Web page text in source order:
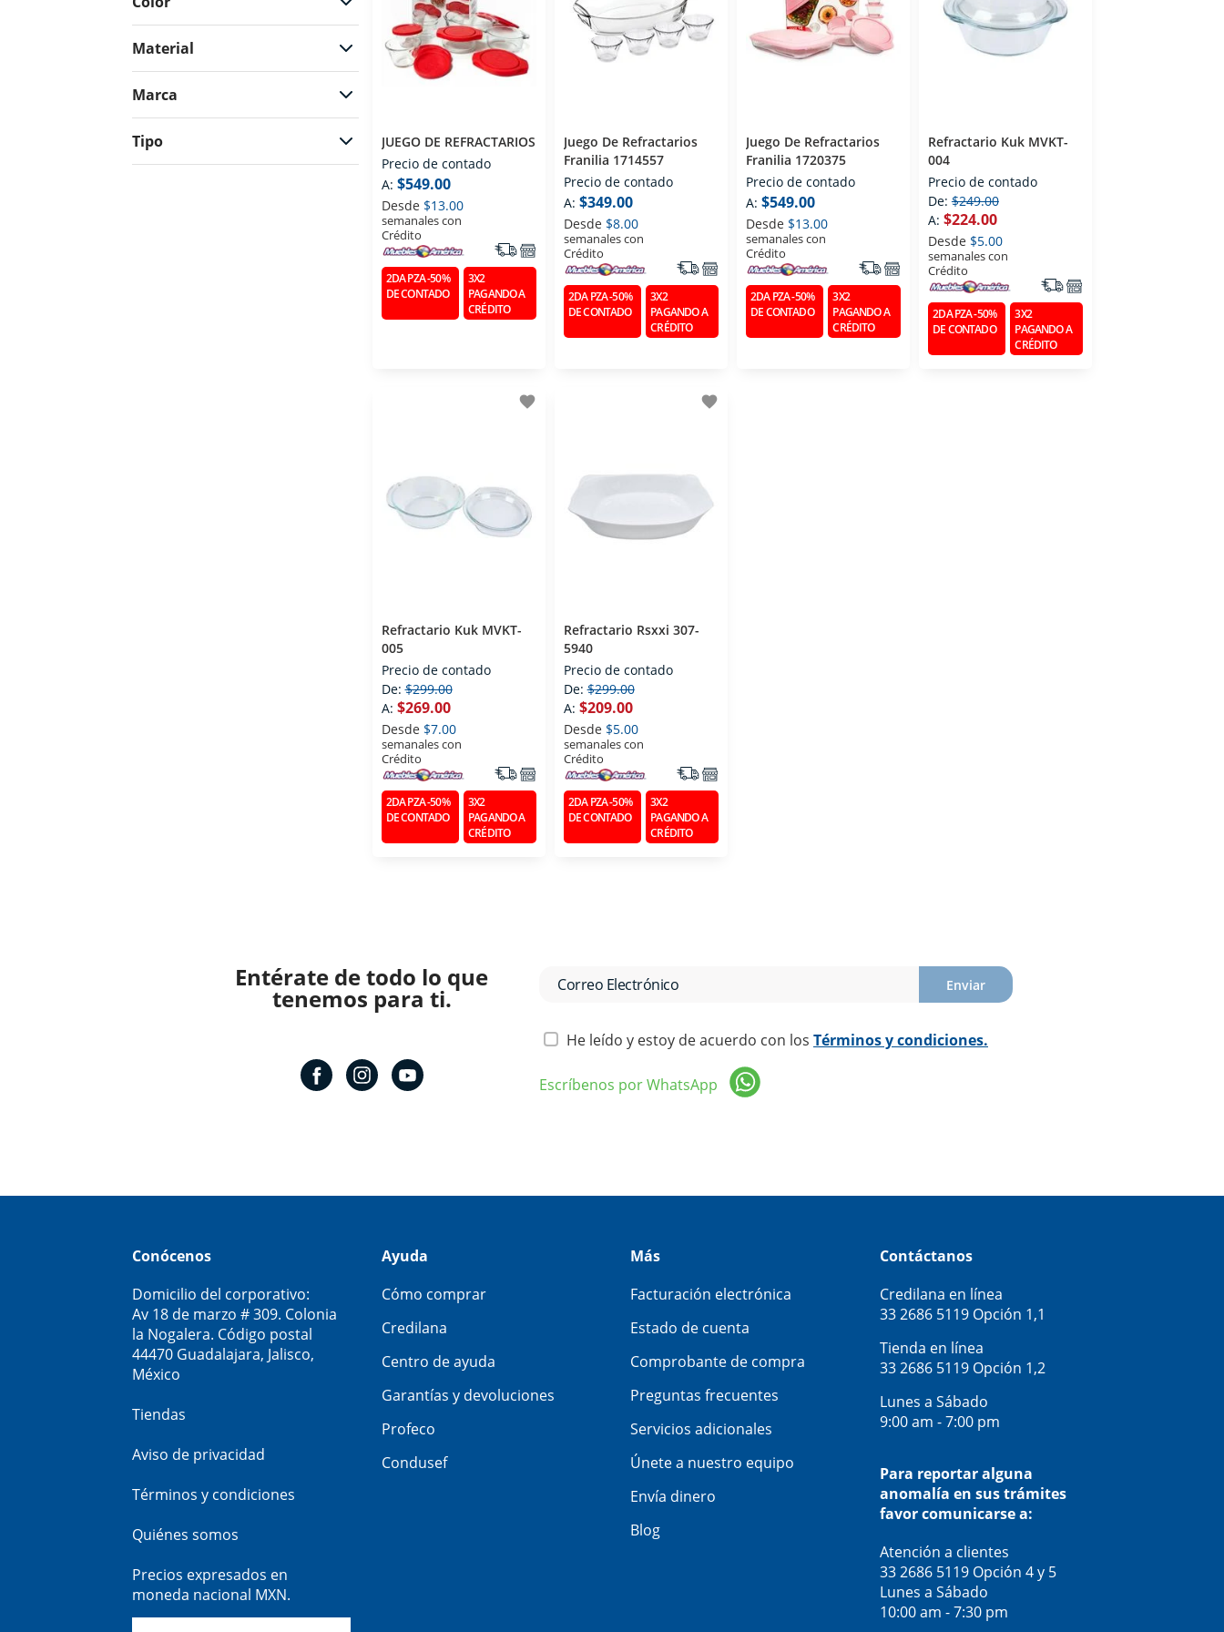
Material
Marca
Tipo
JUEGO DE REFRACTARIOS
Precio de contado
A: $549.00
Desde $13.00
semanales con
Crédito
2DA PZA -50%
DE CONTADO
3X2
PAGANDO A
CRÉDITO
Juego De Refractarios
Franilia 1714557
Precio de contado
A: $349.00
Desde $8.00
semanales con
Crédito
2DA PZA -50%
DE CONTADO
3X2
PAGANDO A
CRÉDITO
Juego De Refractarios
Franilia 1720375
Precio de contado
A: $549.00
Desde $13.00
semanales con
Crédito
2DA PZA -50%
DE CONTADO
3X2
PAGANDO A
CRÉDITO
Refractario Kuk MVKT-
004
Precio de contado
De:$249.00
A: $224.00
Desde $5.00
semanales con
Crédito
2DA PZA -50%
DE CONTADO
3X2
PAGANDO A
CRÉDITO
favorite
Refractario Kuk MVKT-
005
Precio de contado
De:$299.00
A: $269.00
Desde $7.00
semanales con
Crédito
2DA PZA -50%
DE CONTADO
3X2
PAGANDO A
CRÉDITO
favorite
Refractario Rsxxi 307-
5940
Precio de contado
De:$299.00
A: $209.00
Desde $5.00
semanales con
Crédito
2DA PZA -50%
DE CONTADO
3X2
PAGANDO A
CRÉDITO
Entérate de todo lo que
tenemos para ti. Enviar
He leído y estoy de acuerdo con los Términos y condiciones.
Escríbenos por WhatsApp
Conócenos
Domicilio del corporativo:
Av 18 de marzo # 309. Colonia
la Nogalera. Código postal
44470 Guadalajara, Jalisco,
México
Tiendas
Aviso de privacidad
Términos y condiciones
Quiénes somos
Precios expresados en
moneda nacional MXN.
Ayuda
Cómo comprar
Credilana
Centro de ayuda
Garantías y devoluciones
Profeco
Condusef
Más
Facturación electrónica
Estado de cuenta
Comprobante de compra
Preguntas frecuentes
Servicios adicionales
Únete a nuestro equipo
Envía dinero
Blog
Contáctanos
Credilana en línea
33 2686 5119 Opción 1,1
Tienda en línea
33 2686 5119 Opción 1,2
Lunes a Sábado
9:00 am - 7:00 pm
Para reportar alguna
anomalía en sus trámites
favor comunicarse a:
Atención a clientes
33 2686 5119 Opción 4 y 5
Lunes a Sábado
10:00 am - 7:30 pm